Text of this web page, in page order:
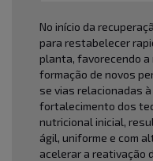
No início da
para restabelecer
planta, favorecendo
formação de novos
se vias relacionadas
fortalecimento dos
nutricional inicial,
ágil, uniforme e com
acelerar a reativação